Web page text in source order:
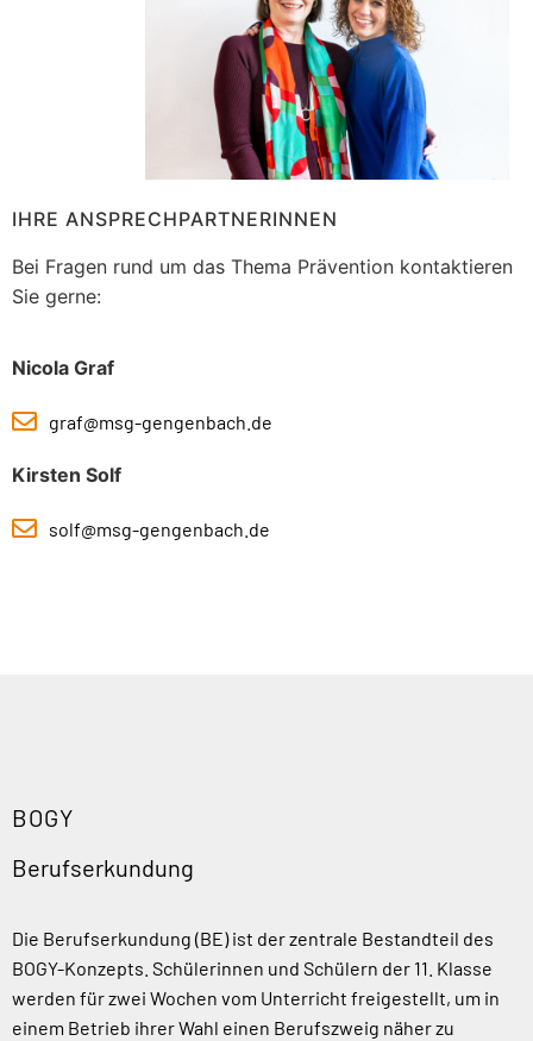
IHRE ANSPRECHPARTNERINNEN
Bei Fragen rund um das Thema Prävention kontaktieren
Sie gerne:
Nicola Graf
graf@msg-gengenbach.de
Kirsten Solf
solf@msg-gengenbach.de
BOGY
Berufserkundung
Die Berufserkundung (BE) ist der zentrale Bestandteil des
BOGY-Konzepts. Schülerinnen und Schülern der 11. Klasse
werden für zwei Wochen vom Unterricht freigestellt, um in
einem Betrieb ihrer Wahl einen Berufszweig näher zu